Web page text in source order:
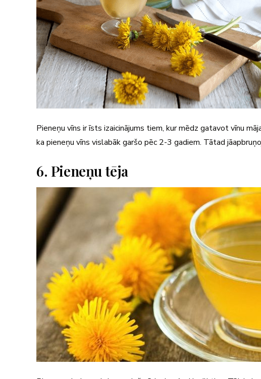
Pieneņu vīns ir īsts izaicinājums tiem, kur mēdz gatavot vīnu
ka pieneņu vīns vislabāk garšo pēc 2-3 gadiem. Tātad
6. Pieneņu tēja